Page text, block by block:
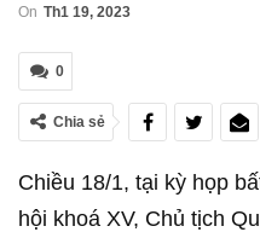
On Th1 19, 2023
0
Chia sẻ
Chiều 18/1, tại kỳ họp
hội khoá XV, Chủ tịch